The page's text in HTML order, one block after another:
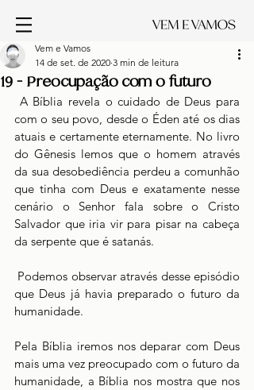
19 - Preocupação com o futuro
Vem e Vamos
14 de set. de 2020 3 min de leitura
com o seu povo, desde o Éden até os dias
atuais e certamente eternamente. No livro
do Gênesis lemos que o homem através
da sua desobediência perdeu a comunhão
que tinha com Deus e exatamente nesse
cenário o Senhor fala sobre o Cristo
Salvador que iria vir para pisar na cabeça
da serpente que é satanás.
que Deus já havia preparado o futuro da
humanidade.
Pela Bíblia iremos nos deparar com Deus
mais uma vez preocupado com o futuro da
humanidade, a Bíblia nos mostra que nos